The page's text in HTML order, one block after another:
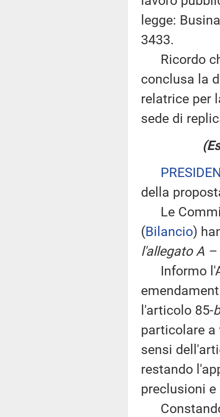
legge:
3433.
Ricordo
conclusa la
relatrice per
sede di
della
Le
(Bilancio)
l'allegato A
Informo
l'articolo 85-
particolare a
sensi
restando
preclusioni